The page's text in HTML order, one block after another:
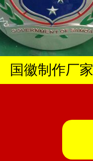
国徽制作厂家